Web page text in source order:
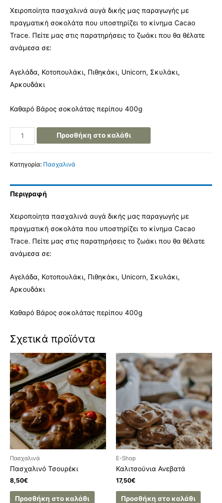
Χειροποίητα πασχαλινά αυγά δικής μας παραγωγής με
πραγματική σοκολάτα που υποστηρίζει το κίνημα Cacao
Trace. Πείτε μας στις παρατηρήσεις το ζωάκι που θα θέλατε
ανάμεσα σε:
Αγελάδα, Κοτοπουλάκι, Πιθηκάκι, Unicorn, Σκυλάκι,
Αρκουδάκι
Καθαρό Βάρος σοκολάτας περίπου 400g
Προσθήκη στο καλάθι
Κατηγορία: Πασχαλινά
Περιγραφή
Χειροποίητα πασχαλινά αυγά δικής μας παραγωγής με
πραγματική σοκολάτα που υποστηρίζει το κίνημα Cacao
Trace. Πείτε μας στις παρατηρήσεις το ζωάκι που θα θέλατε
ανάμεσα σε:
Αγελάδα, Κοτοπουλάκι, Πιθηκάκι, Unicorn, Σκυλάκι,
Αρκουδάκι
Καθαρό Βάρος σοκολάτας περίπου 400g
Σχετικά προϊόντα
Πασχαλινά
Πασχαλινό Τσουρέκι
8,50€
Προσθήκη στο καλάθι
E-Shop
Καλιτσούνια Ανεβατά
17,50€
Προσθήκη στο καλάθι